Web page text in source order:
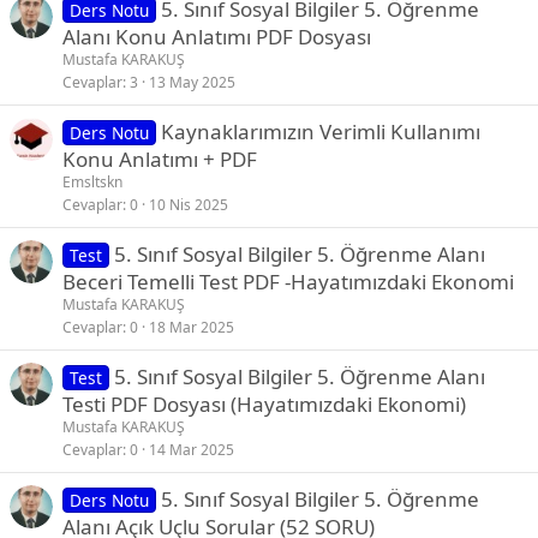
Ders Notu 5. Sınıf Sosyal Bilgiler 5. Öğrenme
Alanı Konu Anlatımı PDF Dosyası
Mustafa KARAKUŞ
Cevaplar 3 13 May 2025
Ders Notu Kaynaklarımızın Verimli Kullanımı
Konu Anlatımı + PDF
Emsltskn
Cevaplar 0 10 Nis 2025
Test 5. Sınıf Sosyal Bilgiler 5. Öğrenme Alanı
Beceri Temelli Test PDF -Hayatımızdaki Ekonomi
Mustafa KARAKUŞ
Cevaplar 0 18 Mar 2025
Test 5. Sınıf Sosyal Bilgiler 5. Öğrenme Alanı
Testi PDF Dosyası (Hayatımızdaki Ekonomi)
Mustafa KARAKUŞ
Cevaplar 0 14 Mar 2025
Ders Notu 5. Sınıf Sosyal Bilgiler 5. Öğrenme
Alanı Açık Uçlu Sorular (52 SORU)